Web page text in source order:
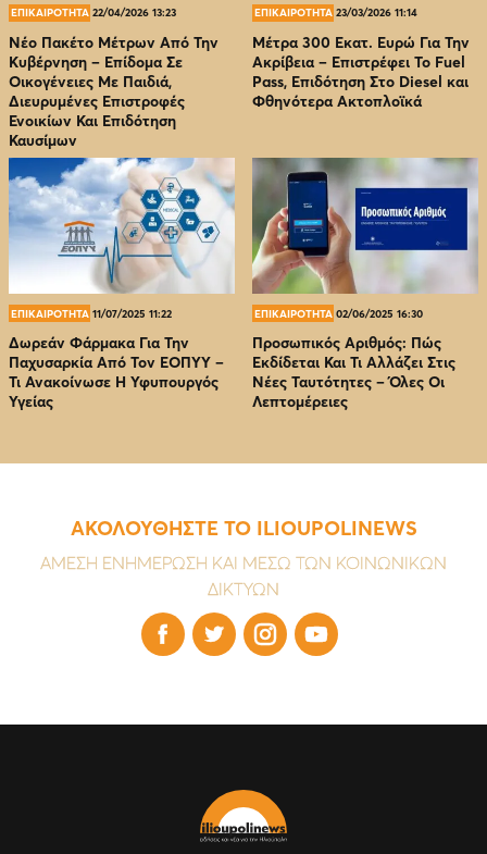
ΕΠΙΚΑΙΡΟΤΗΤΑ 22/04/2026 13:23
Νέο Πακέτο Μέτρων Από Την
Κυβέρνηση – Επίδομα Σε
Οικογένειες Με Παιδιά,
Διευρυμένες Επιστροφές
Ενοικίων Και Επιδότηση
Καυσίμων
ΕΠΙΚΑΙΡΟΤΗΤΑ 23/03/2026 11:14
Μέτρα 300 Εκατ. Ευρώ Για Την
Ακρίβεια – Επιστρέφει Το Fuel
Pass, Επιδότηση Στο Diesel και
Φθηνότερα Ακτοπλοϊκά
ΕΠΙΚΑΙΡΟΤΗΤΑ 11/07/2025 11:22
Δωρεάν Φάρμακα Για Την
Παχυσαρκία Από Τον EOΠΥΥ –
Τι Ανακοίνωσε Η Υφυπουργός
Υγείας
ΕΠΙΚΑΙΡΟΤΗΤΑ 02/06/2025 16:30
Προσωπικός Αριθμός: Πώς
Εκδίδεται Και Τι Αλλάζει Στις
Νέες Ταυτότητες – Όλες Οι
Λεπτομέρειες
ΑΚΟΛΟΥΘΗΣΤΕ ΤΟ ILIOUPOLINEWS
ΑΜΕΣΗ ΕΝΗΜΕΡΩΣΗ ΚΑΙ ΜΕΣΩ ΤΩΝ ΚΟΙΝΩΝΙΚΩΝ
ΔΙΚΤΥΩΝ
   